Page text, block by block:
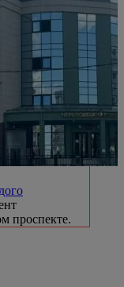
проспекте.